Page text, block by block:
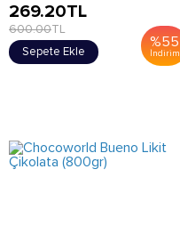
%55
İndirim
269.20TL
600.00TL
Sepete Ekle